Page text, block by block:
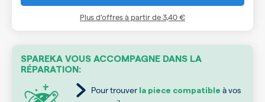
Plus d’offres à partir de3,40 €
SPAREKA VOUS ACCOMPAGNE DANS LA
RÉPARATION:
Pour trouver la piece compatible à vos